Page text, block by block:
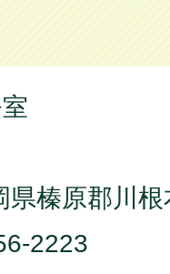
県榛原郡川
2223